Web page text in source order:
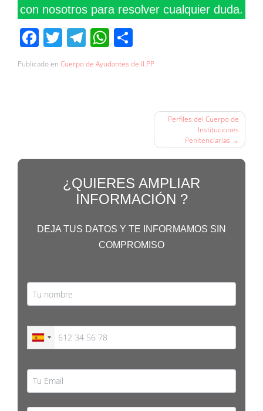
con nosotros para resolver cualquier duda.
Facebook
Twitter
Telegram
WhatsApp
Publicado en Cuerpo de Ayudantes de II.PP
Perfiles del Cuerpo de
Instituciones
Penitenciarias
¿QUIERES AMPLIAR
INFORMACIÓN ?
DEJA TUS DATOS Y TE INFORMAMOS SIN
COMPROMISO